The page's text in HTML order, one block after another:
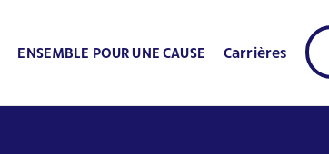
ENSEMBLE POUR UNE CAUSE Carrières